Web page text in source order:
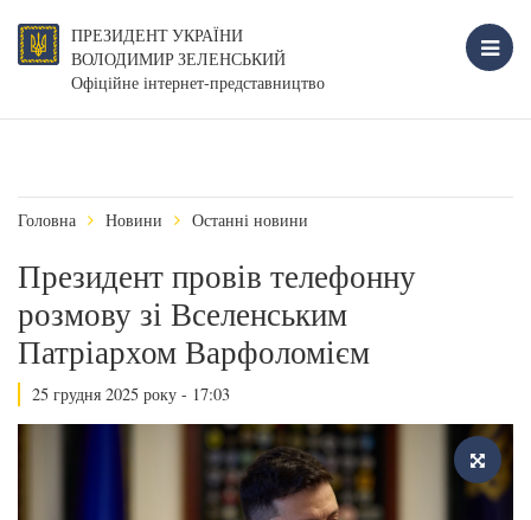
ПРЕЗИДЕНТ УКРАЇНИ
ВОЛОДИМИР ЗЕЛЕНСЬКИЙ
Офіційне інтернет-представництво
Головна Новини Останні новини
Президент провів телефонну
розмову зі Вселенським
Патріархом Варфоломієм
25 грудня 2025 року - 17:03